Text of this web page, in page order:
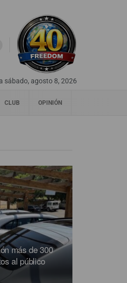
sábado, agosto 8, 2026
CLUB OPINIÓN
más de 300
al público